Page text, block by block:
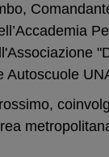
Autoscuole